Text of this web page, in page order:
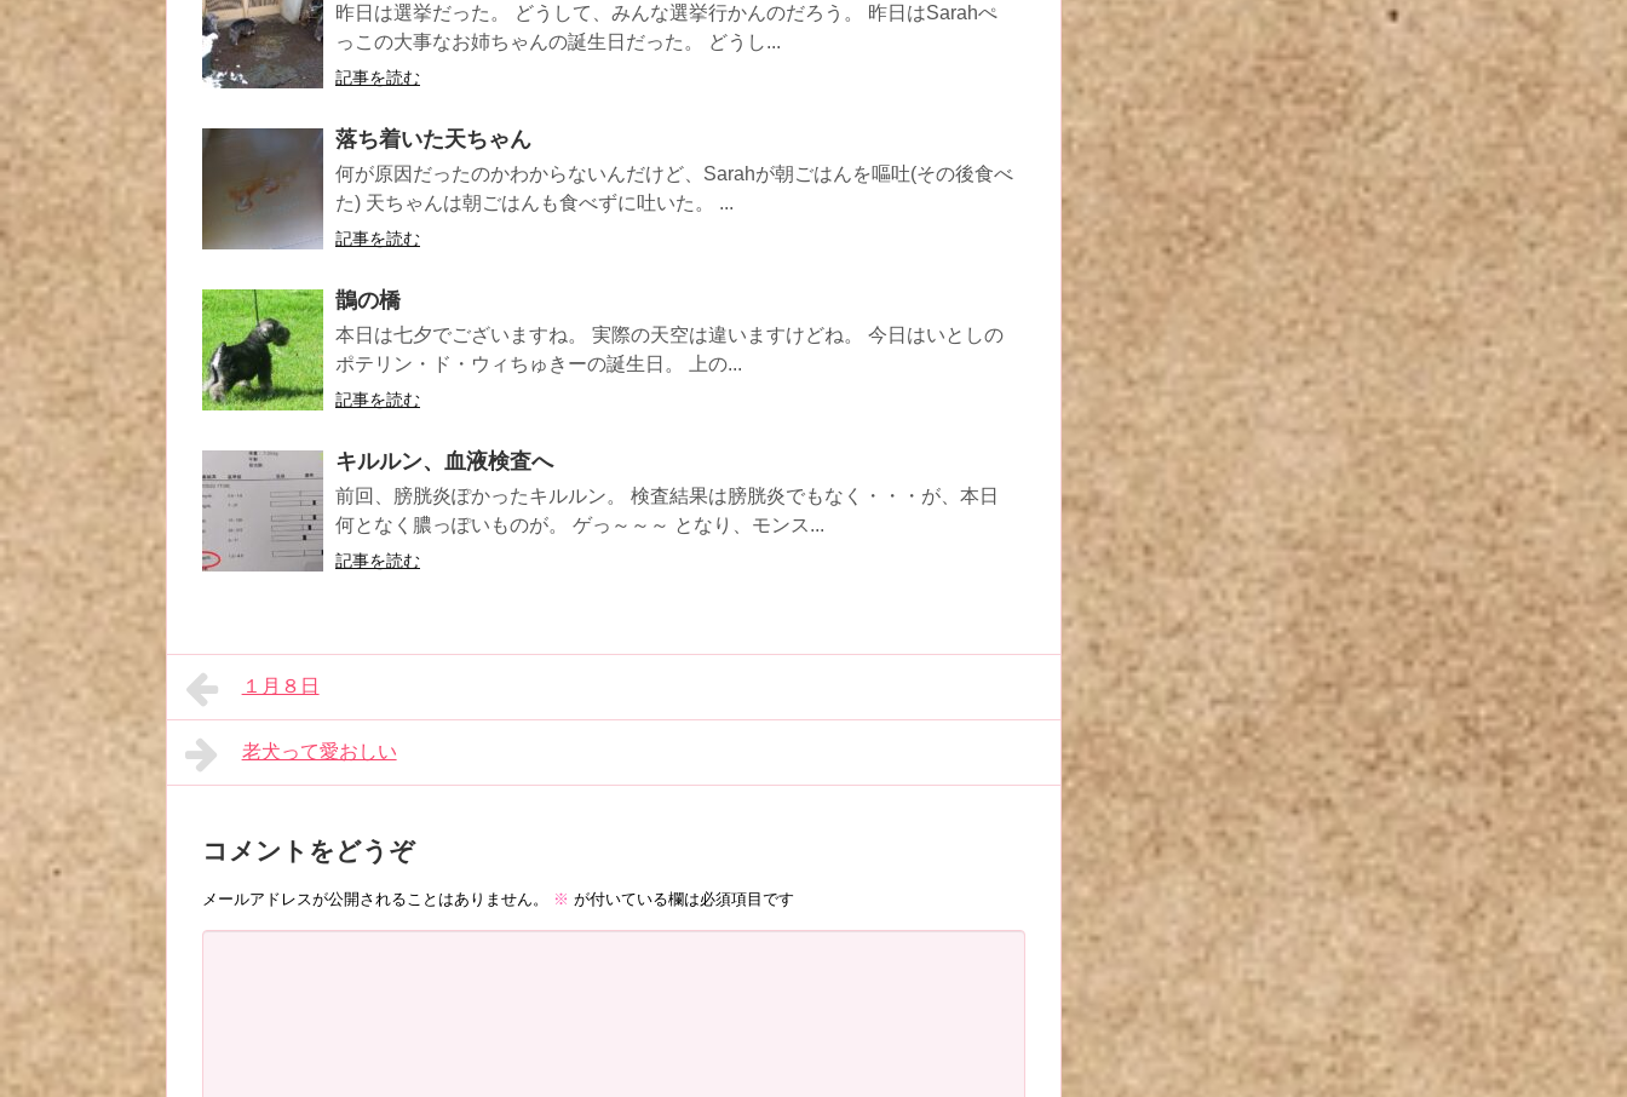
昨日は選挙だった。 どうして、みんな選挙行かんのだろう。 昨日はSarahぺ
っこの大事なお姉ちゃんの誕生日だった。 どうし...
記事を読む
落ち着いた天ちゃん
何が原因だったのかわからないんだけど、Sarahが朝ごはんを嘔吐(その後食べ
た) 天ちゃんは朝ごはんも食べずに吐いた。 ...
記事を読む
鵲の橋
本日は七夕でございますね。 実際の天空は違いますけどね。 今日はいとしの
ポテリン・ド・ウィちゅきーの誕生日。 上の...
記事を読む
キルルン、血液検査へ
前回、膀胱炎ぽかったキルルン。 検査結果は膀胱炎でもなく・・・が、本日
何となく膿っぽいものが。 ゲっ～～～ となり、モンス...
記事を読む
１月８日
老犬って愛おしい
コメントをどうぞ
メールアドレスが公開されることはありません。 ※ が付いている欄は必須項目です